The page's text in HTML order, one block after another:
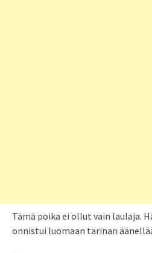
Tämä poika ei ollut vain laulaja.
onnistui luomaan tarinan